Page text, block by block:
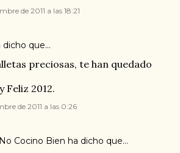
de 2011 a las 18:21
dicho que…
preciosas, te han quedado
Feliz 2012.
de 2011 a las 0:26
Cocino Bien ha dicho que…